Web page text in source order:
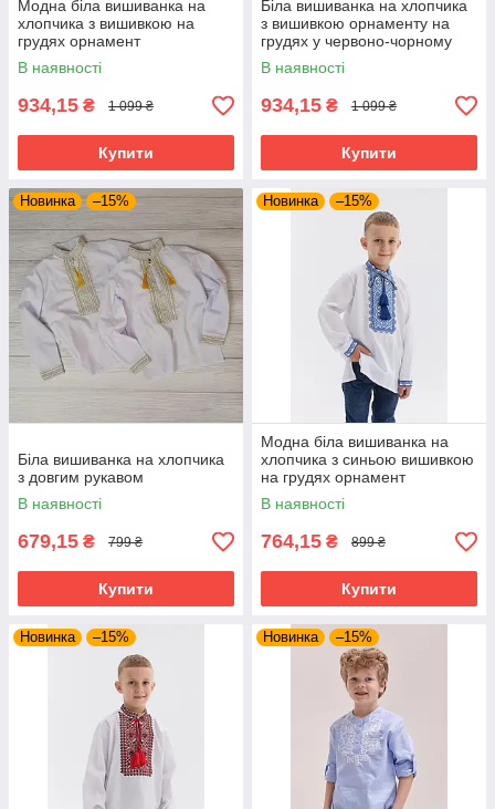
Модна біла вишиванка на
хлопчика з вишивкою на
грудях орнамент
В наявності
934,15 ₴ 1 099 ₴
Купити
Біла вишиванка на хлопчика
з вишивкою орнаменту на
грудях у червоно-чорному
кольорі
В наявності
934,15 ₴ 1 099 ₴
Купити
Новинка –15%
Біла вишиванка на хлопчика
з довгим рукавом
В наявності
679,15 ₴ 799 ₴
Купити
Новинка –15%
Модна біла вишиванка на
хлопчика з синьою вишивкою
на грудях орнамент
В наявності
764,15 ₴ 899 ₴
Купити
Новинка –15% Новинка –15%